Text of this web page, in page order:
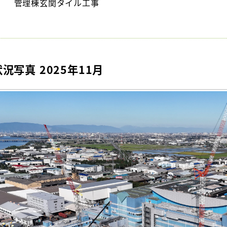
管理棟玄関タイル工事
況写真 2025年11月